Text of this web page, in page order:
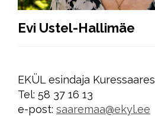
Evi Ustel-Hallimäe
EKÜL esindaja Kuressaares
Tel: 58 37 16 13
e-post: saaremaa@ekyl.ee